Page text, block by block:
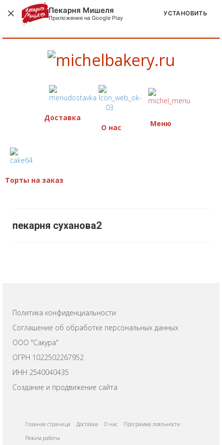
Доставка
О нас
Меню
Торты на заказ
пекарня суханова2
Политика конфиденциальности
Соглашение об обработке персональных данных
ООО "Сакура"
ОГРН 1022502267952
ИНН 2540040435
Создание и продвижение сайта
Главная страница Доставка О нас
Программа лояльности
Режим работы
Пекарня Мишеля
Приложение на Google Play
УСТАНОВИТЬ